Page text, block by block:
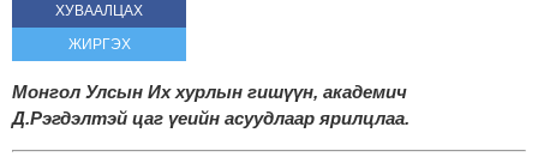
ХУВААЛЦАХ
ЖИРГЭХ
Монгол Улсын Их хурлын гишүүн, академич
Д.Рэгдэлтэй цаг үеийн асуудлаар ярилцлаа.